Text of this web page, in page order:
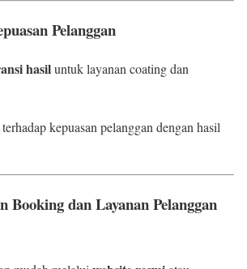
Pelanggan
hasiluntuk layanan coating dan
kepuasan pelanggan dengan hasil
Booking dan Layanan Pelanggan